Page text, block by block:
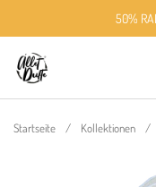
50%
Startseite / Kollektionen /